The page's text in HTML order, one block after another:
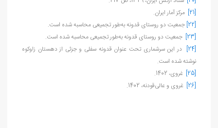
[21] مرکز آمار ایران.
[22] جمعیت دو روستای قدونه به‌طور تجمیعی محاسبه شده است.
[23] جمعیت دو روستای قدونه به‌طور تجمیعی محاسبه شده است.
[24] در این سرشماری تحت عنوان قدونه سفلی و جزئی از دهستان زاوکوه
نوشته شده است.
[25] غروی، 1402.
[26] غروی و عالی‌قودنه، 1402.